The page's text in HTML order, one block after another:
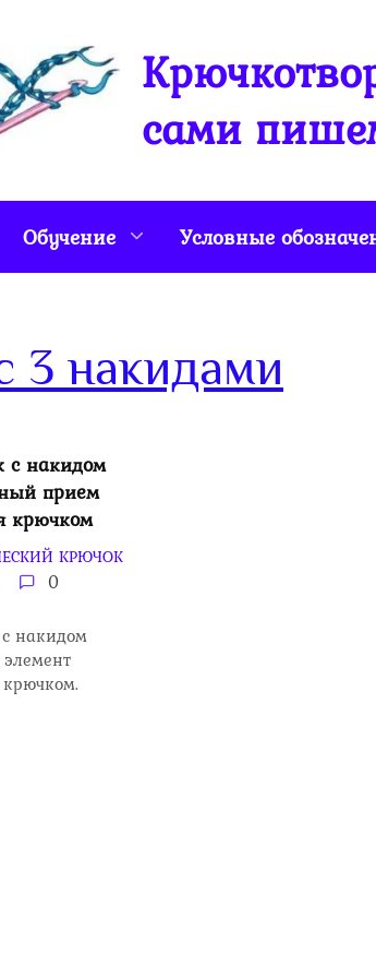
сами
Обучение Условные
3 накидами
с накидом
прием
крючком
КРЮЧОК
0
накидом